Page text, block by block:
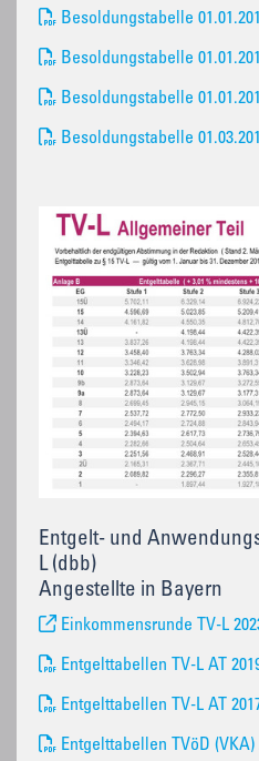
Besoldungstabelle
Besoldungstabelle
Besoldungstabelle
Besoldungstabelle
Entgelt- und
L (dbb)
Angestellte in Bayern
Einkommensrunde TV-L
Entgelttabellen TV-L AT
Entgelttabellen TV-L AT
Entgelttabellen TVöD (VKA)